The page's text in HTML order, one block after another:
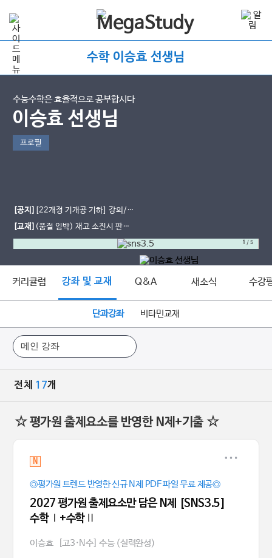
수학 이승효 선생님
수능수학은 효율적으로 공부합시다
이승효 선생님
프로필
[공지] [22개정 기개공 기하] 강의/교
재 오픈 일정
[교재] (품절 임박) 재고 소진시 판매
종료합니다
1 /5
커리큘럼 강좌 및 교재 Q&A 새소식 수강
단과강좌 비타민교재
전체 17개
☆ 평가원 출제요소를 반영한 N제+기출 ☆
N
◎평가원 트렌드 반영한 신규 N제 PDF 파일 무료 제공◎
2027 평가원 출제요소만 담은 N제 [SNS3.5]
수학Ⅰ+수학Ⅱ
이승효 [고3·N수] 수능 (실력완성)